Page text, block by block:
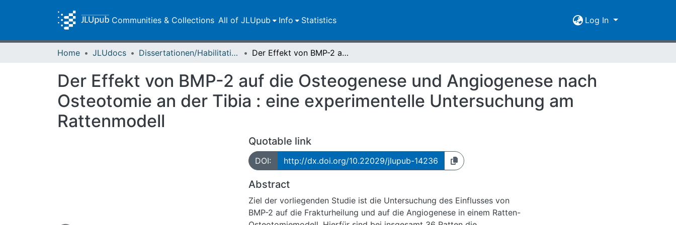
Communities & Collections All of JLUpub Info Statistics Log In
Home JLUdocs Dissertationen/Habilitationen Der Effekt von BMP-2 auf die Osteogenese und Angiogenese nach Osteotomie an der Tibia : eine experimentelle Untersuchung am Rattenmodell
Der Effekt von BMP-2 auf die Osteogenese und Angiogenese nach
Osteotomie an der Tibia : eine experimentelle Untersuchung am
Rattenmodell
Quotable link
DOI: http://dx.doi.org/10.22029/jlupub-14236
Abstract
Ziel der vorliegenden Studie ist die Untersuchung des Einflusses von
BMP-2 auf die Frakturheilung und auf die Angiogenese in einem Ratten-